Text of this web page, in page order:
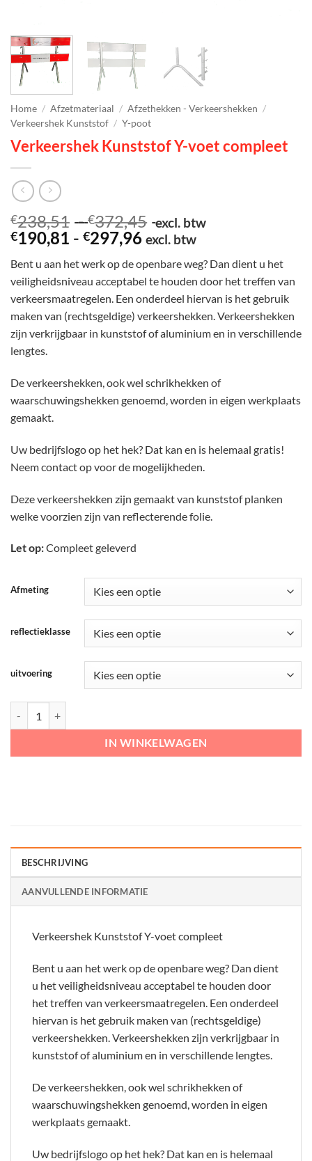
Home / Afzetmateriaal / Afzethekken - Verkeershekken /
Verkeershek Kunststof / Y-poot
Verkeershek Kunststof Y-voet compleet
€238,51 - €372,45 Prijsklasse:
€238,51
€372,45
excl. btw
€190,81 - €297,96Prijsklasse:
tot
€297,96
excl. btw
Bent u aan het werk op de openbare weg? Dan dient u het
veiligheidsniveau acceptabel te houden door het treffen van
verkeersmaatregelen. Een onderdeel hiervan is het gebruik
maken van (rechtsgeldige) verkeershekken. Verkeershekken
zijn verkrijgbaar in kunststof of aluminium en in verschillende
lengtes.
De verkeershekken, ook wel schrikhekken of
waarschuwingshekken genoemd, worden in eigen werkplaats
gemaakt.
Uw bedrijfslogo op het hek? Dat kan en is helemaal gratis!
Neem contact op voor de mogelijkheden.
Deze verkeershekken zijn gemaakt van kunststof planken
welke voorzien zijn van reflecterende folie.
Let op:Compleet geleverd
Afmeting
reflectieklasse
uitvoering
IN WINKELWAGEN
BESCHRIJVING
AANVULLENDE INFORMATIE
Verkeershek Kunststof Y-voet compleet
Bent u aan het werk op de openbare weg? Dan dient
u het veiligheidsniveau acceptabel te houden door
het treffen van verkeersmaatregelen. Een onderdeel
hiervan is het gebruik maken van (rechtsgeldige)
verkeershekken. Verkeershekken zijn verkrijgbaar in
kunststof of aluminium en in verschillende lengtes.
De verkeershekken, ook wel schrikhekken of
waarschuwingshekken genoemd, worden in eigen
werkplaats gemaakt.
Uw bedrijfslogo op het hek? Dat kan en is helemaal